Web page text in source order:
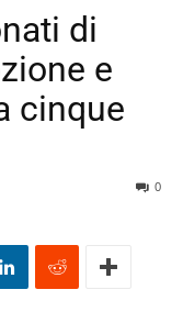
di
e
cinque
0